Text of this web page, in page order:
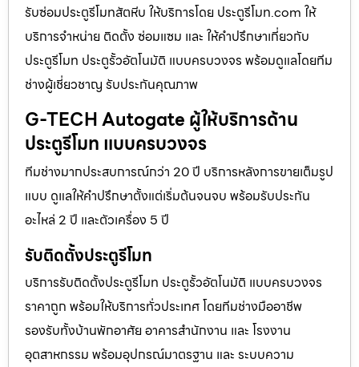
รับซ่อมประตูรีโมทสัตหีบ ให้บริการโดย ประตูรีโมท.com ให้
บริการจำหน่าย ติดตั้ง ซ่อมแซม และ ให้คำปรึกษาเกี่ยวกับ
ประตูรีโมท ประตูรั้วอัตโนมัติ แบบครบวงจร พร้อมดูแลโดยทีม
ช่างผู้เชี่ยวชาญ รับประกันคุณภาพ
G-TECH Autogate ผู้ให้บริการด้าน
ประตูรีโมท แบบครบวงจร
ทีมช่างมากประสบการณ์กว่า 20 ปี บริการหลังการขายเต็มรูป
แบบ ดูแลให้คำปรึกษาตั้งแต่เริ่มต้นจนจบ พร้อมรับประกัน
อะไหล่ 2 ปี และตัวเครื่อง 5 ปี
รับติดตั้งประตูรีโมท
บริการรับติดตั้งประตูรีโมท ประตูรั้วอัตโนมัติ แบบครบวงจร
ราคาถูก พร้อมให้บริการทั่วประเทศ โดยทีมช่างมืออาชีพ
รองรับทั้งบ้านพักอาศัย อาคารสำนักงาน และ โรงงาน
อุตสาหกรรม พร้อมอุปกรณ์มาตรฐาน และ ระบบความ